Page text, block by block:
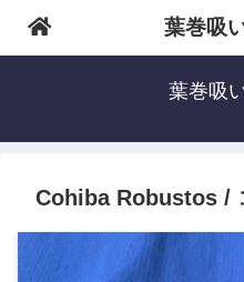
葉巻吸
Cohiba Robustos /
葉巻吸